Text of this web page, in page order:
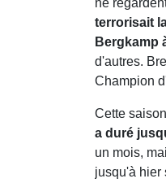
terrorisait
Bergkamp
d'autres.
Champion
Cette
a duré
un mois,
jusqu'à hier